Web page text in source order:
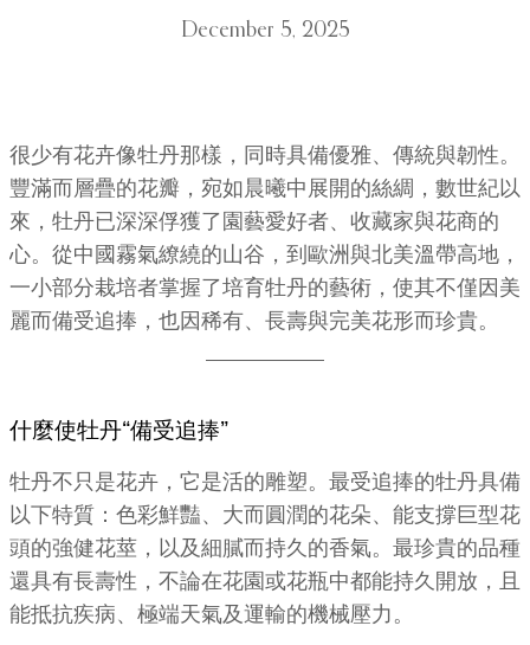
December 5, 2025
很少有花卉像牡丹那樣，同時具備優雅、傳統與韌性。
豐滿而層疊的花瓣，宛如晨曦中展開的絲綢，數世紀以
來，牡丹已深深俘獲了園藝愛好者、收藏家與花商的
心。從中國霧氣繚繞的山谷，到歐洲與北美溫帶高地，
一小部分栽培者掌握了培育牡丹的藝術，使其不僅因美
麗而備受追捧，也因稀有、長壽與完美花形而珍貴。
什麼使牡丹“備受追捧”
牡丹不只是花卉，它是活的雕塑。最受追捧的牡丹具備
以下特質：色彩鮮豔、大而圓潤的花朵、能支撐巨型花
頭的強健花莖，以及細膩而持久的香氣。最珍貴的品種
還具有長壽性，不論在花園或花瓶中都能持久開放，且
能抵抗疾病、極端天氣及運輸的機械壓力。